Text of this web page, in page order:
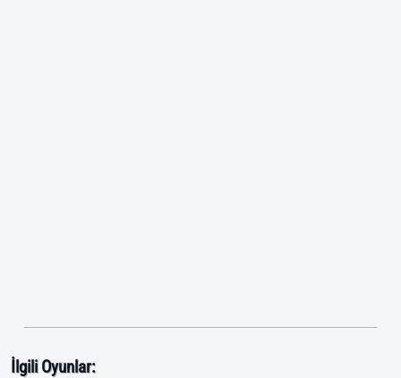
İlgili Oyunlar: